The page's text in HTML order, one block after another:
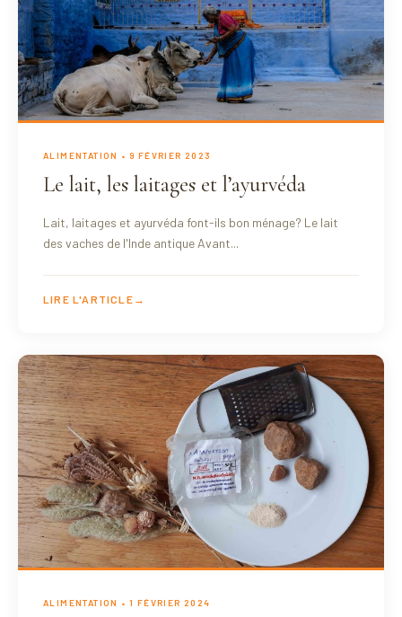
ALIMENTATION • 9 FÉVRIER 2023
Le lait, les laitages et l’ayurvéda
Lait, laitages et ayurvéda font-ils bon ménage? Le lait
des vaches de l'Inde antique Avant...
LIRE L'ARTICLE →
ALIMENTATION • 1 FÉVRIER 2024